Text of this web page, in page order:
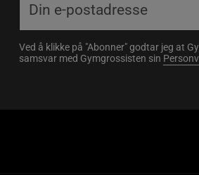
Ved å klikke på "Abonner" godtar jeg at
samsvar med Gymgrossisten sin